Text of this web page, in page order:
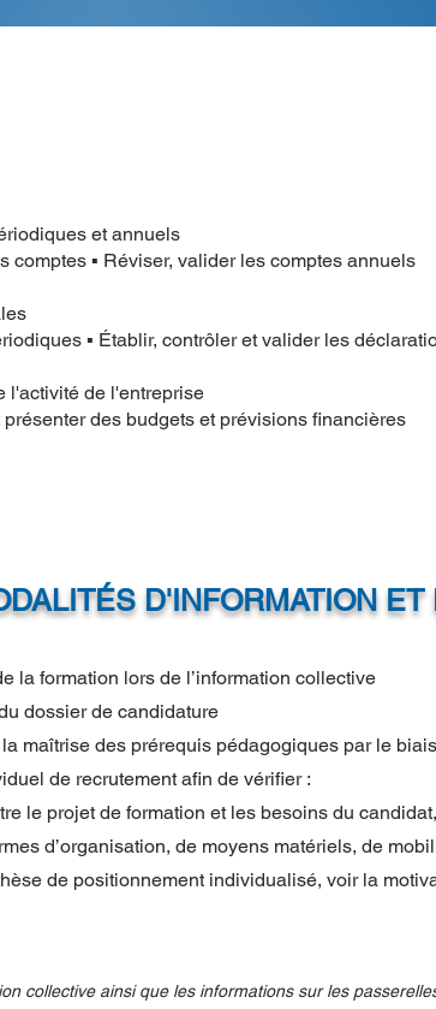
et annuels
▪ Réviser, valider les comptes annuels
▪ Établir, contrôler et valider les
l'activité de l'entreprise
des budgets et prévisions financières
D'INFORMATION
la formation lors de l’information collective
dossier de candidature
maîtrise des prérequis pédagogiques par le
de recrutement afin de vérifier :
le projet de formation et les besoins du
d’organisation, de moyens matériels, de
de positionnement individualisé, voir la
collective ainsi que les informations sur les